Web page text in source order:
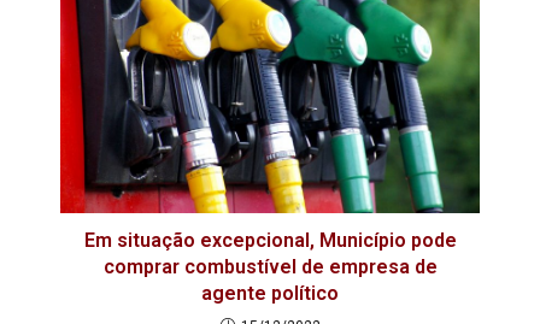
Em situação excepcional, Município pode
comprar combustível de empresa de
agente político